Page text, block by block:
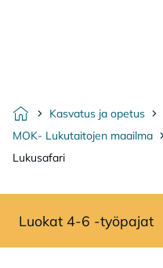
Etusivu
Kasvatus ja opetus
MOK- Lukutaitojen maailma
Lukusafari
Avaa sivuvalikko
Luokat 4-6 -työpajat